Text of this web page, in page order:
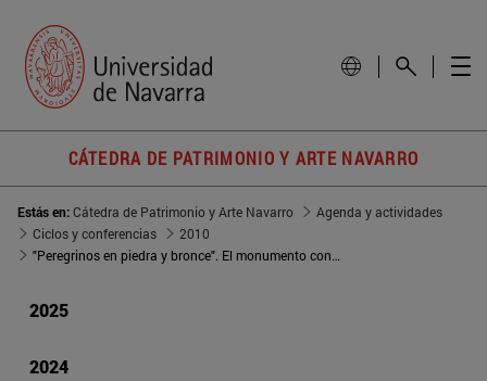
CÁTEDRA DE PATRIMONIO Y ARTE NAVARRO
Estás en:Cátedra de Patrimonio y Arte Navarro
Agenda y actividades
Ciclos y conferencias
2010
"Peregrinos en piedra y bronce". El monumento conmemorativo jacobeo como patrimonio cultural y artístico del Camino
2025
2024